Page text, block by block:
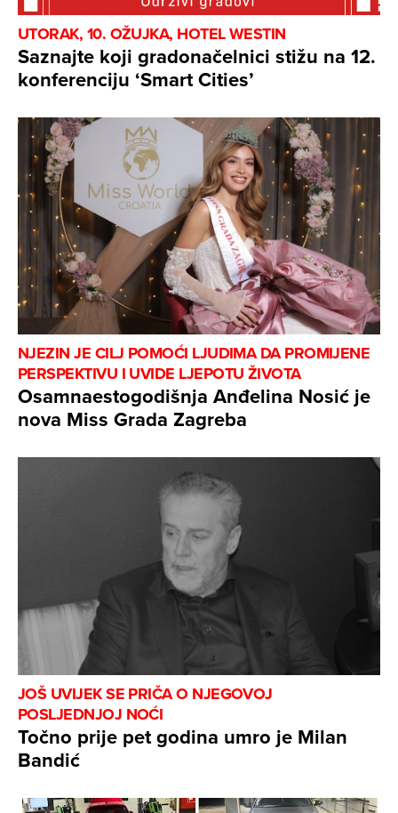
UTORAK, 10. OŽUJKA, HOTEL WESTIN
Saznajte koji gradonačelnici stižu na 12.
konferenciju ‘Smart Cities’
NJEZIN JE CILJ POMOĆI LJUDIMA DA PROMIJENE
PERSPEKTIVU I UVIDE LJEPOTU ŽIVOTA
Osamnaestogodišnja Anđelina Nosić je
nova Miss Grada Zagreba
JOŠ UVIJEK SE PRIČA O NJEGOVOJ
POSLJEDNJOJ NOĆI
Točno prije pet godina umro je Milan
Bandić